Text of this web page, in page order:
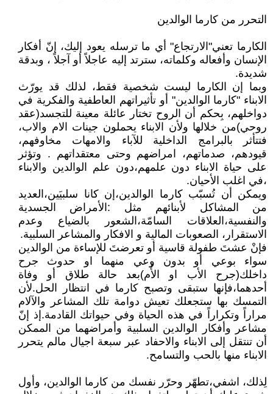
التحرر من كارما الوالدين
الكارما تعني"الارتجاع" أي ما ترسله يعود إليك، إنّ أفكار
الإنسان وأفعاله وكلماته، سترتد إليه عاجلاً أو آجلاً ، وبدقة
شديدة.
وبما إن الكارما ليست شخصية فقط، لذلك قد يورّث
الابناء "كارما الوالدين" أو تأثيراتهم العاطفية والفكرية في
دواخلهم، بِحكم أن الروح تختار عائلة معينة للتجسد(عقد
روحي)من خلالها ولأن الابناء يحملون جينات الام والاب،
فتتأثر بالبرامج الداخلية للآباء والامهات مخاوفهم،
قيودهم، صدماتهم، امراضهم وحتى معتقداتهم . وتؤثر
على حياة الابناء دون علمهم،دون علم الوالدين والابناء
،في اغلب الأحيان.
ويمكن أن تُسبّب كارما الوالدين،إن كانا سلبيَين،العديد
من المشاكل لأبنائهم مثل :الأمراض الجسدية
والنفسية،العلاقات السامّة،الشعور بالضياع وعدم
الاستقرار، الصعوبات المالية و الافكار والمشاعر السلبية.
فإنْ عشتَ طفولة قاسية أو تعرضتَ للإساءة من الوالدين
سواء بوعي أو بدون وعي منهما او حدوث جرح
داخلك(جرح الأب او الأُم)بعد حالة طلاق أو وفاة
أحدهما،فإنها ستبقى وتصبح كارما في انتظار الحل.لأن
التمسك بها ستجعلك تعيش دوامة تلك المشاعر والآلام
مراراً وتكراراً في هذه الحياة وفي حيواتك القادمة.إذ إنّ
مشاعر وأفكار الوالدين السلبية وأمراضهما من الممكن
أن تنتقل إلى الابناء والاحفاد عبر سبعة اجيال مالم يتحرر
الابناء منها بالحب والتسامح.
لِذلك، اشفي،تطهّر وحرّر نفسك من كارما الوالدين، وأول